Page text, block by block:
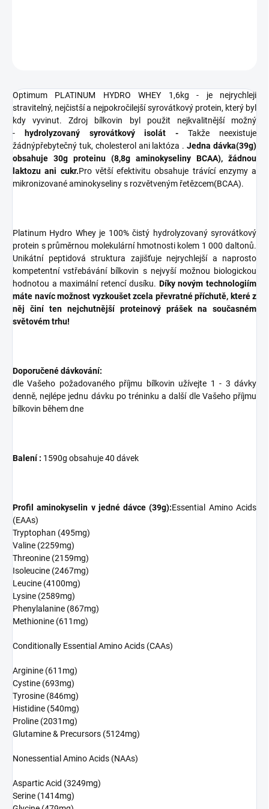
Optimum PLATINUM HYDRO WHEY 1,6kg - je nejrychleji
stravitelný, nejčistší a nejpokročilejší syrovátkový protein, který byl
kdy vyvinut. Zdroj bílkovin byl použit nejkvalitnější možný
- hydrolyzovaný syrovátkový isolát -Takže
neexistuje
žádnýpřebytečný tuk, cholesterol ani laktóza .Jedna dávka(39g)
obsahuje 30g proteinu (8,8g aminokyseliny BCAA), žádnou
laktozu ani cukr.Pro větší efektivitu obsahuje trávící enzymy a
mikronizované aminokyseliny s rozvětveným řetězcem(BCAA).
Platinum Hydro Whey je 100% čistý hydrolyzovaný syrovátkový
protein s průměrnou molekulární hmotnosti kolem 1 000 daltonů.
Unikátní peptidová struktura zajišťuje nejrychlejší a naprosto
kompetentní vstřebávání bílkovin s nejvyší možnou biologickou
hodnotou a maximální retencí dusíku. Díky novým technologiím
máte navíc možnost vyzkoušet zcela převratné příchutě, které z
něj činí ten nejchutnější proteinový prášek na současném
světovém trhu!
Doporučené dávkování:
dle Vašeho požadovaného příjmu bílkovin užívejte 1 - 3 dávky
denně, nejlépe jednu dávku po tréninku a další dle Vašeho příjmu
bílkovin během dne
Balení : 1590g obsahuje 40 dávek
Profil aminokyselin v jedné dávce (39g):Essential Amino Acids
(EAAs)
Tryptophan (495mg)
Valine (2259mg)
Threonine (2159mg)
Isoleucine (2467mg)
Leucine (4100mg)
Lysine (2589mg)
Phenylalanine (867mg)
Methionine (611mg)
Conditionally Essential Amino Acids (CAAs)
Arginine (611mg)
Cystine (693mg)
Tyrosine (846mg)
Histidine (540mg)
Proline (2031mg)
Glutamine & Precursors (5124mg)
Nonessential Amino Acids (NAAs)
Aspartic Acid (3249mg)
Serine (1414mg)